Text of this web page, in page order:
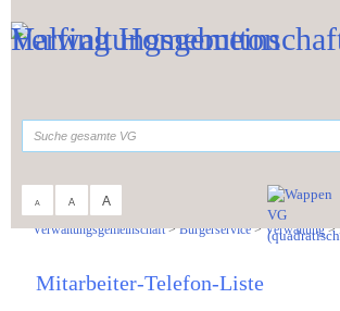
A A A
Verwaltungsgemeinschaft>Bürgerservice>Verwaltung>
Mitarbeiter-Telefon-Liste